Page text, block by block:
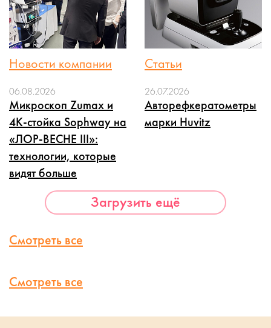
Новости компании
06.08.2026
Микроскоп Zumax и
4K-стойка Sophway на
«ЛОР-ВЕСНЕ III»:
технологии, которые
видят больше
Статьи
26.07.2026
Авторефкератометры
марки Huvitz
Загрузить ещё
Смотреть все
Смотреть все